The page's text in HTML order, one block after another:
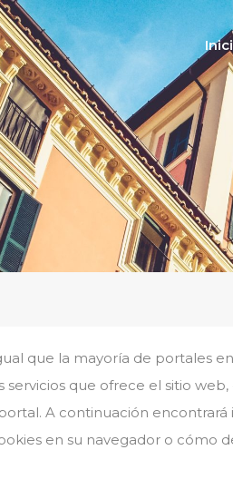
que la mayoría de portales
servicios que ofrece el sitio
A continuación
en su navegador o cómo